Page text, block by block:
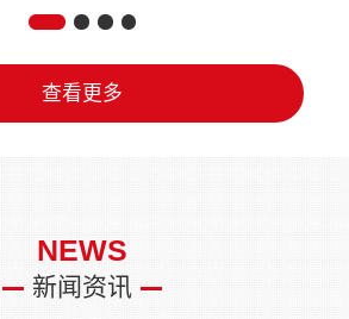
查看更多
NEWS
新闻资讯